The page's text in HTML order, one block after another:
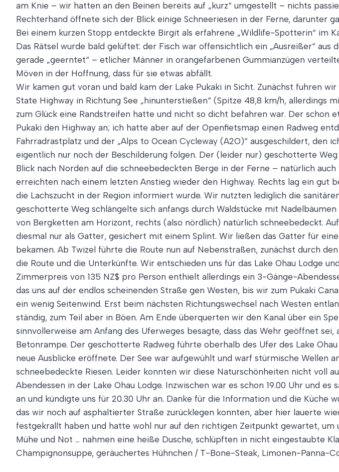
am Knie – wir hatten an den Beinen bereits auf „kurz“ umgestellt – nichts
Rechterhand öffnete sich der Blick einige Schneeriesen in der Ferne, darunter
Bei einem kurzen Stopp entdeckte Birgit als erfahrene „Wildlife-Spotterin“ im
Das Rätsel wurde bald gelüftet: der Fisch war offensichtlich ein „Ausreißer“
gerade „geerntet“ – etlicher Männer in orangefarbenen Gummianzügen
Möven in der Hoffnung, dass für sie etwas abfällt.
Wir kamen gut voran und bald kam der Lake Pukaki in Sicht. Zunächst fuhren
State Highway in Richtung See „hinunterstießen“ (Spitze 48,8 km/h, allerdings
zum Glück eine Randstreifen hatte und nicht so dicht befahren war. Der schon
Pukaki den Highway an; ich hatte aber auf der Openfietsmap einen Radweg
Fahrradrastplatz und der „Alps to Ocean Cycleway (A2O)“ ausgeschildert,
eigentlich nur noch der Beschilderung folgen. Der (leider nur) geschotterte
Blick nach Norden auf die schneebedeckten Berge in der Ferne – natürlich
erreichten nach einem letzten Anstieg wieder den Highway. Rechts lag ein gut
die Lachszucht in der Region informiert wurde. Wir nutzten lediglich die
geschotterte Weg schlängelte sich anfangs durch Waldstücke mit
von Bergketten am Horizont, rechts (also nördlich) natürlich schneebedeckt.
diesmal nur als Gatter, gesichert mit einem Splint. Wir ließen das Gatter für
bekamen. Ab Twizel führte die Route nun auf Nebenstraßen, zunächst durch
die Route und die Unterkünfte. Wir entschieden uns für das Lake Ohau Lodge
Zimmerpreis von 135 NZ$ pro Person enthielt allerdings ein 3-Gänge-
das uns auf der endlos scheinenden Straße gen Westen, bis wir zum Pukaki
ein wenig Seitenwind. Erst beim nächsten Richtungswechsel nach Westen
ständig, zum Teil aber in Böen. Am Ende überquerten wir den Kanal über ein
sinnvollerweise am Anfang des Uferweges besagte, dass das Wehr geöffnet
Betonrampe. Der geschotterte Radweg führte oberhalb des Ufer des Lake
neue Ausblicke eröffnete. Der See war aufgewühlt und warf stürmische Wellen
schneebedeckte Riesen. Leider konnten wir diese Naturschönheiten nicht voll
Abendessen in der Lake Ohau Lodge. Inzwischen war es schon 19.00 Uhr und
an und kündigte uns für 20.30 Uhr an. Danke für die Information und die Küche
das wir noch auf asphaltierter Straße zurücklegen konnten, aber hier lauerte
festgekrallt haben und hatte wohl nur auf den richtigen Zeitpunkt gewartet,
Mühe und Not … nahmen eine heiße Dusche, schlüpften in nicht eingestaubte
Champignonsuppe, geräuchertes Hühnchen / T-Bone-Steak, Limonen-Panna-